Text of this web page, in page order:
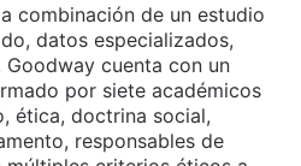
combinación de un estudio
datos especializados,
cuenta con un
por siete académicos
ética, doctrina social,
responsables de